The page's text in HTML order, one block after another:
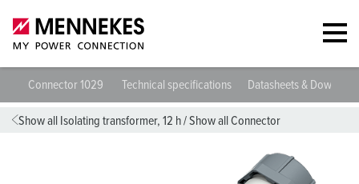
Connector 1029 Technical specifications Datasheets &
Show all Isolating transformer, 12 h/Show all Connector